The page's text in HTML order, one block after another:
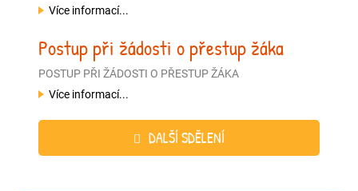
Více informací...
Postup při žádosti o přestup žáka
POSTUP PŘI ŽÁDOSTI O PŘESTUP ŽÁKA
Více informací...
DALŠÍ SDĚLENÍ